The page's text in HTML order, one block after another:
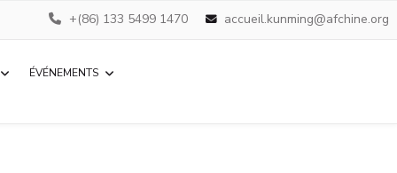
+(86) 133 5499 1470 accueil.kunming@afchine.org
ÉVÉNEMENTS